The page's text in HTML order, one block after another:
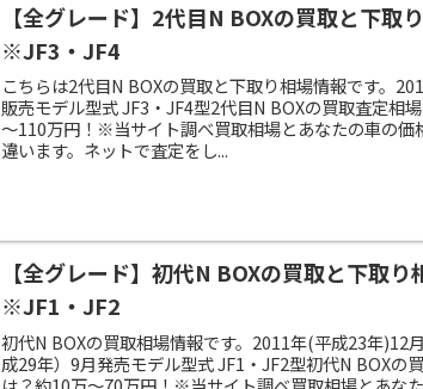
【全グレード】2代目N BOXの買取と下取
※JF3・JF4
こちらは2代目N BOXの買取と下取り相場情報です。
販売モデル型式 JF3・JF4型2代目N BOXの買取査定相
～110万円！※当サイト調べ買取相場とあなたの車の価
違います。ネットで査定をし...
【全グレード】初代N BOXの買取と下取り
※JF1・JF2
初代N BOXの買取相場情報です。2011年(平成23年)12
成29年）9月発売モデル型式 JF1・JF2型初代N BOXの